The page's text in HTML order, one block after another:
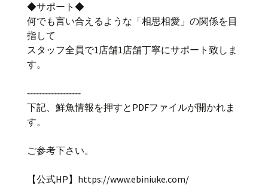
◆サポート◆
何でも言い合えるような「相思相愛」の関係を目
指して
スタッフ全員で1店舗1店舗丁寧にサポート致しま
す。
‐‐‐‐‐‐‐‐‐‐‐‐‐‐‐‐‐‐
下記、鮮魚情報を押すとPDFファイルが開かれま
す。
ご参考下さい。
【公式HP】https://www.ebiniuke.com/